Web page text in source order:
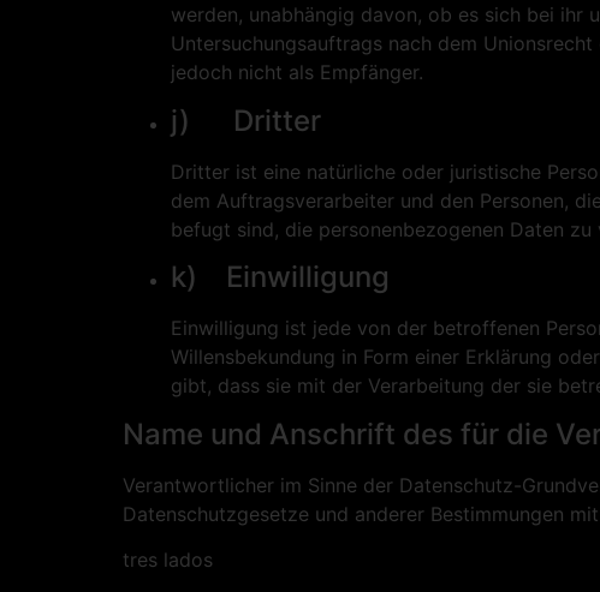
werden, unabhängig davon, ob es sich bei ihr
Untersuchungsauftrags nach dem
jedoch nicht als Empfänger.
j) Dritter
Dritter ist eine natürliche oder juristische
dem Auftragsverarbeiter und den Personen,
befugt sind, die personenbezogenen Daten zu
k) Einwilligung
Einwilligung ist jede von der betroffenen
Willensbekundung in Form einer Erklärung
gibt, dass sie mit der Verarbeitung der sie
Name und Anschrift des für die
Verantwortlicher im Sinne der Datenschutz-
Datenschutzgesetze und anderer Bestimmungen
tres lados